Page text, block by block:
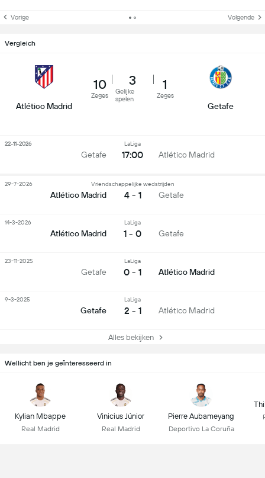
Vorige Volgende
Vergleich
Atlético Madrid
10
Zeges
3
Gelijke
spelen
1
Zeges
Getafe
Getafe
LaLiga
17:00 Atlético Madrid
22-11-2026
Atlético Madrid
Vriendschappelijke wedstrijden
4 - 1 Getafe
29-7-2026
Atlético Madrid
LaLiga
1 - 0 Getafe
14-3-2026
Getafe
LaLiga
0 - 1 Atlético Madrid
23-11-2025
Getafe
LaLiga
2 - 1 Atlético Madrid
9-3-2025
Alles bekijken
Wellicht ben je geïnteresseerd in
Kylian Mbappe
Real Madrid
Vinicius Júnior
Real Madrid
Pierre Aubameyang
Deportivo La Coruña